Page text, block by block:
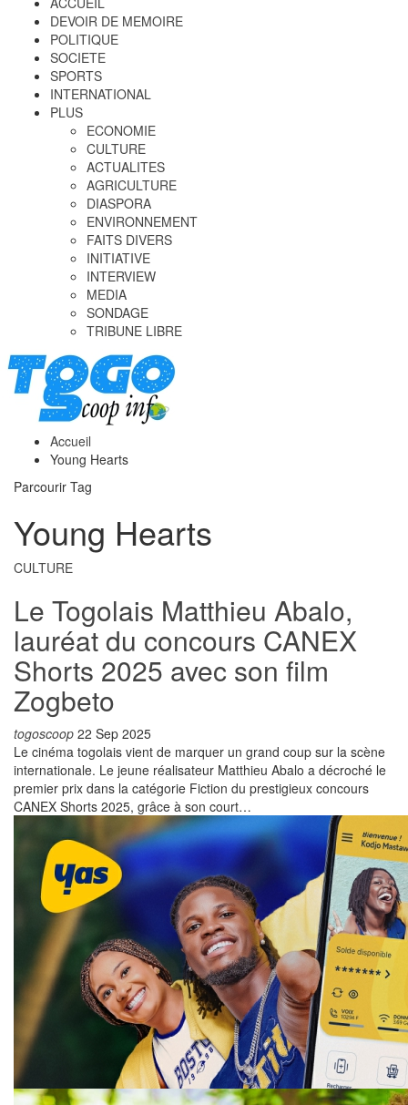
DEVOIR DE MEMOIRE
POLITIQUE
SOCIETE
SPORTS
INTERNATIONAL
PLUS
ECONOMIE
CULTURE
ACTUALITES
AGRICULTURE
DIASPORA
ENVIRONNEMENT
FAITS DIVERS
INITIATIVE
INTERVIEW
MEDIA
SONDAGE
TRIBUNE LIBRE
Accueil
Young Hearts
Parcourir Tag
Young Hearts
CULTURE
Le Togolais Matthieu Abalo,
lauréat du concours CANEX
Shorts 2025 avec son film
Zogbeto
togoscoop 22 Sep 2025
Le cinéma togolais vient de marquer un grand coup sur la scène
internationale. Le jeune réalisateur Matthieu Abalo a décroché le
premier prix dans la catégorie Fiction du prestigieux concours
CANEX Shorts 2025, grâce à son court…